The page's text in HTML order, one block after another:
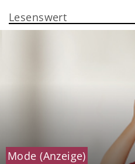
Lesenswert
Mode (Anzeige)